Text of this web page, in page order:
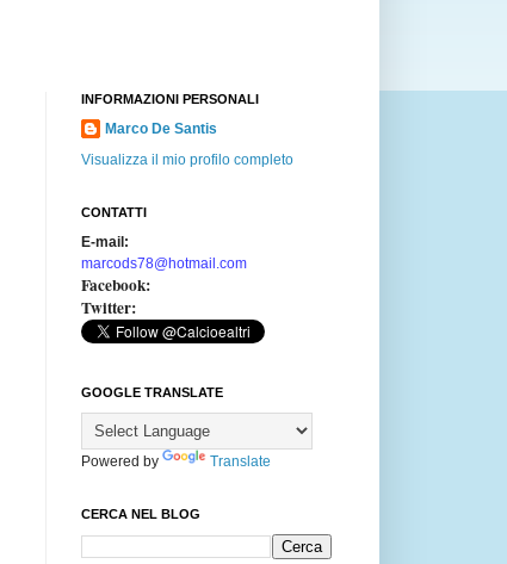
INFORMAZIONI PERSONALI
Marco De Santis
Visualizza il mio profilo completo
CONTATTI
E-mail:
marcods78@hotmail.com
Facebook:
Twitter:
GOOGLE TRANSLATE
Powered by Translate
CERCA NEL BLOG